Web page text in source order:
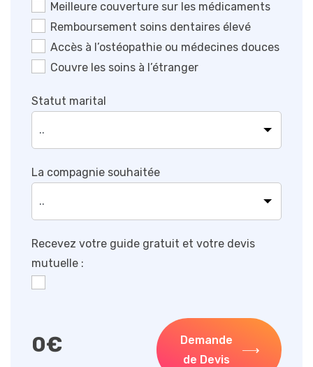
Meilleure couverture sur les médicaments
Remboursement soins dentaires élevé
Accès à l’ostéopathie ou médecines douces
Couvre les soins à l’étranger
Statut marital
La compagnie souhaitée
Recevez votre guide gratuit et votre devis
mutuelle :
0€
Demande
de Devis